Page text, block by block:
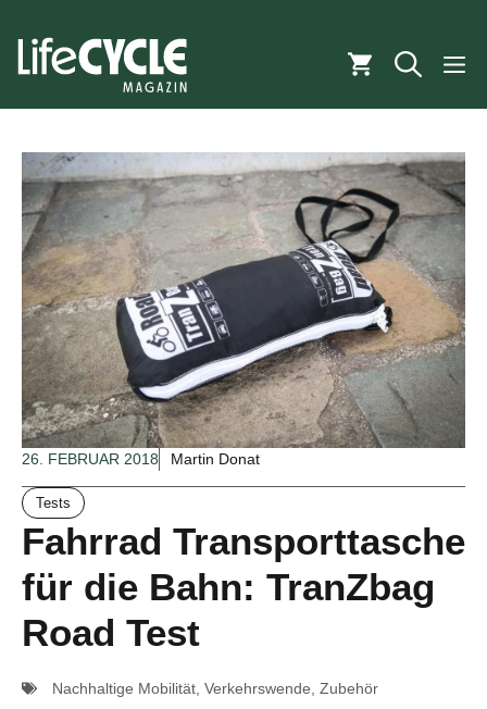
Inhalt
springen
26. FEBRUAR 2018 Martin Donat
Tests
Fahrrad Transporttasche
für die Bahn: TranZbag
Road Test
Nachhaltige Mobilität Verkehrswende Zubehör